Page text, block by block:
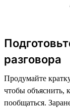
разговора
Продумайте
чтобы объяснить,
пообщаться.